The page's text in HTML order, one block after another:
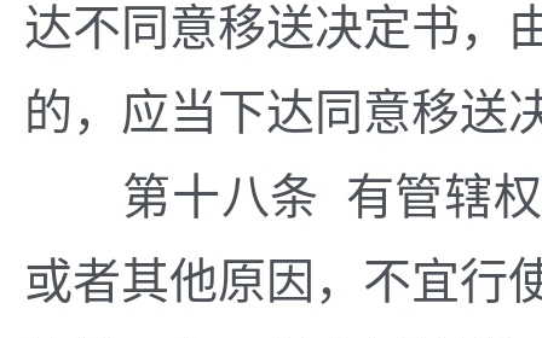
达不同意移送决定书，
的，应当下达同意移送
第十八条 有管辖权
或者其他原因，不宜行